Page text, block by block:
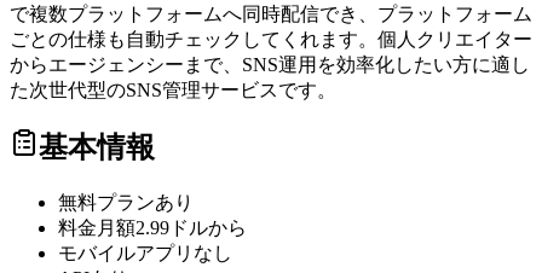
で複数プラットフォームへ同時配信でき、プラットフォーム
ごとの仕様も自動チェックしてくれます。個人クリエイター
からエージェンシーまで、SNS運用を効率化したい方に適し
た次世代型のSNS管理サービスです。
基本情報
無料プランあり
料金 月額2.99ドルから
モバイルアプリ なし